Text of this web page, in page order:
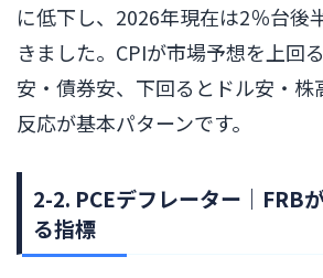
に低下し、2026年現在は2％台後
きました。CPIが市場予想を上回
安・債券安、下回るとドル安・株
反応が基本パターンです。
2-2. PCEデフレーター｜FRB
る指標